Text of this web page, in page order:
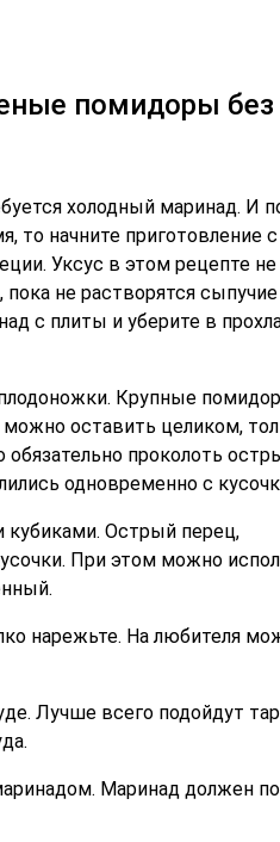
помидоры без
холодный маринад. И
то начните приготовление с
Уксус в этом рецепте не
пока не растворятся сыпучие
с плиты и уберите в
Крупные
оставить целиком,
проколоть
одновременно с
Острый перец,
При этом можно
нарежьте. На любителя
Лучше всего подойдут
Маринад должен